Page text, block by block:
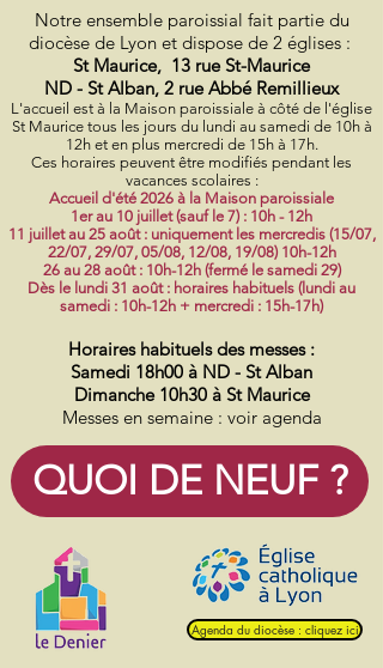
Notre ensemble paroissial fait partie du
diocèse de Lyon et dispose de 2 églises :
St Maurice, 13 rue St-Maurice
ND - St Alban, 2 rue Abbé Remillieux
L'accueil est à la Maison paroissiale à côté de l'église
St Maurice tous les jours du lundi au samedi de 10h à
12h et en plus mercredi de 15h à 17h.
Ces horaires peuvent être modifiés pendant les
vacances scolaires :
Accueil d'été 2026 à la Maison paroissiale
1er au 10 juillet (sauf le 7) : 10h - 12h
11 juillet au 25 août : uniquement les mercredis (15/07,
22/07, 29/07, 05/08, 12/08, 19/08) 10h-12h
26 au 28 août : 10h-12h (fermé le samedi 29)
Dès le lundi 31 août : horaires habituels (lundi au
samedi : 10h-12h + mercredi : 15h-17h)
Horaires habituels des messes :
Samedi 18h00 à ND - St Alban
Dimanche 10h30 à St Maurice
Messes en semaine : voir agenda
QUOI DE NEUF ?
Agenda du diocèse : cliquez ici